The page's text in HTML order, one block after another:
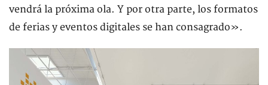
vendrá la próxima ola. Y por otra parte, los formatos
de ferias y eventos digitales se han consagrado».